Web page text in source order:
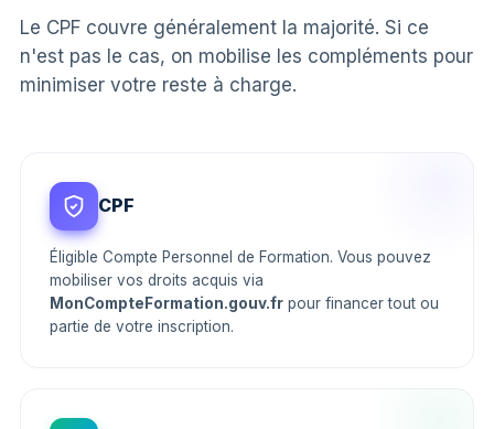
Le CPF couvre généralement la majorité. Si ce
n'est pas le cas, on mobilise les compléments pour
minimiser votre reste à charge.
CPF
Éligible Compte Personnel de Formation. Vous pouvez
mobiliser vos droits acquis via
MonCompteFormation.gouv.fr pour financer tout ou
partie de votre inscription.